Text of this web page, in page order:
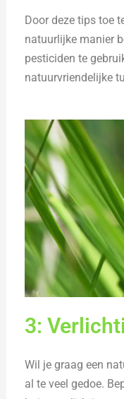
Door deze tips toe
natuurlijke manier
pesticiden te
natuurvriendelijke
3:
Wil je graag een
al te veel gedoe.